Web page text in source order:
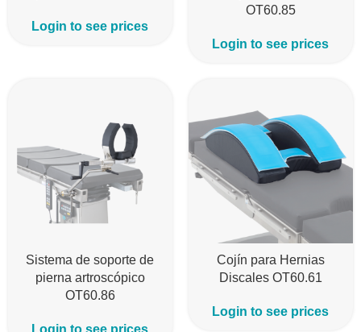
Login to see prices
OT60.85
Login to see prices
Sistema de soporte de
pierna artroscópico
OT60.86
Login to see prices
Cojín para Hernias
Discales OT60.61
Login to see prices